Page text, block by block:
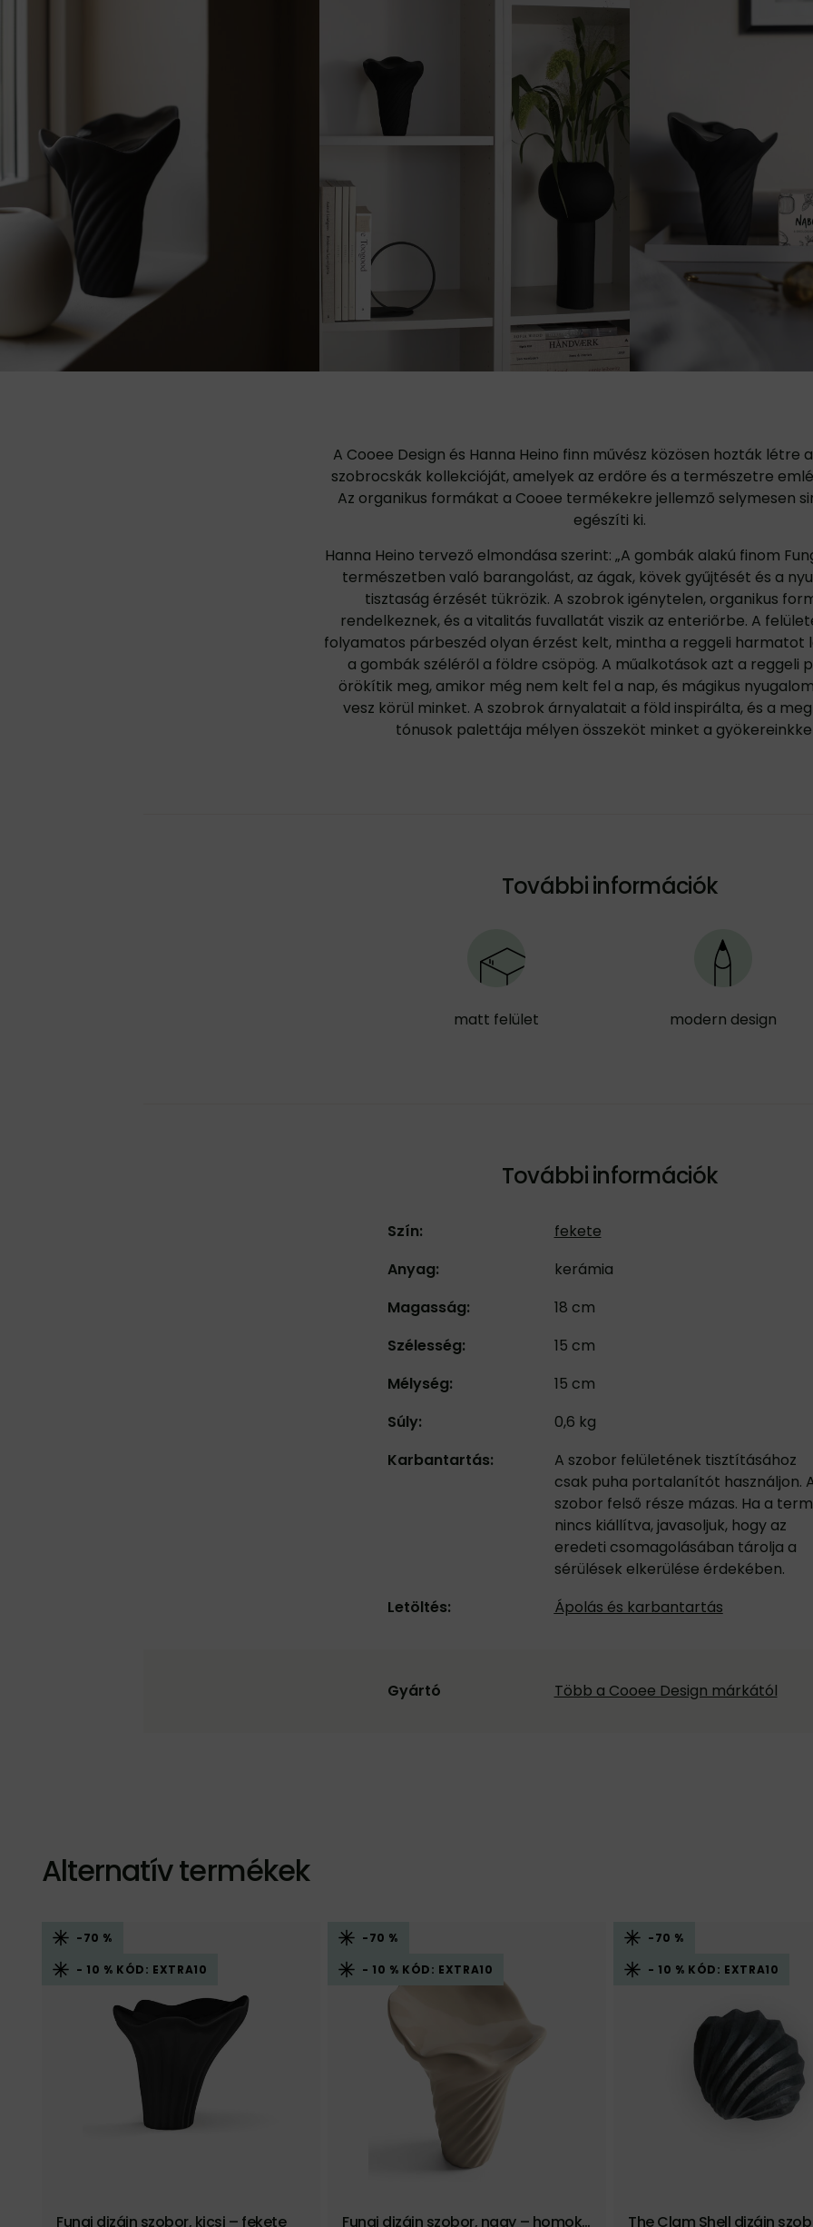
A Cooee Design és Hanna Heino finn művész közösen hozták létre
szobrocskák kollekcióját, amelyek az erdőre és a természetre
Az organikus formákat a Cooee termékekre jellemző selymesen
egészíti ki.
Hanna Heino tervező elmondása szerint: „A gombák alakú finom
természetben való barangolást, az ágak, kövek gyűjtését és a
tisztaság érzését tükrözik. A szobrok igénytelen, organikus
rendelkeznek, és a vitalitás fuvallatát viszik az enteriőrbe. A
folyamatos párbeszéd olyan érzést kelt, mintha a reggeli harmatot
a gombák széléről a földre csöpög. A műalkotások azt a reggeli
örökítik meg, amikor még nem kelt fel a nap, és mágikus
vesz körül minket. A szobrok árnyalatait a föld inspirálta, és a
tónusok palettája mélyen összeköt minket a
További információk
matt felület modern design
További információk
Szín:
fekete
Anyag:
kerámia
Magasság:
18 cm
Szélesség:
15 cm
Mélység:
15 cm
Súly:
0,6 kg
Karbantartás:
A szobor felületének tisztításához
csak puha portalanítót használjon.
szobor felső része mázas. Ha a
nincs kiállítva, javasoljuk, hogy az
eredeti csomagolásában tárolja a
sérülések elkerülése érdekében.
Letöltés:
Ápolás és karbantartás
Gyártó Több a Cooee Design márkától
Alternatív termékek
-70 %
- 10 % KÓD: EXTRA10
Fungi dizájn szobor, kicsi – fekete
-70 %
- 10 % KÓD: EXTRA10
Fungi dizájn szobor, nagy – homoks
-70 %
- 10 % KÓD: EXTRA10
The Clam Shell dizájn